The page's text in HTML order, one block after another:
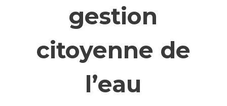
gestion
citoyenne de
l’eau